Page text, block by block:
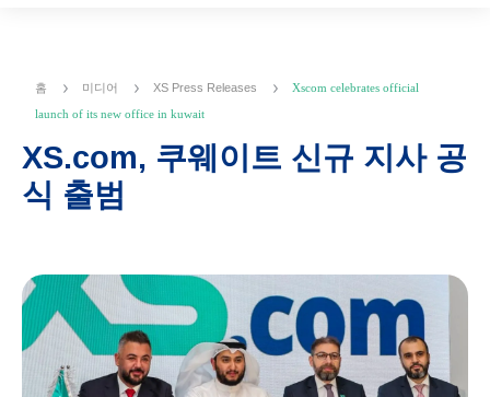
홈 미디어 XS Press Releases
Xscom celebrates official
launch of its new office in kuwait
XS.com, 쿠웨이트 신규 지사 공
식 출범